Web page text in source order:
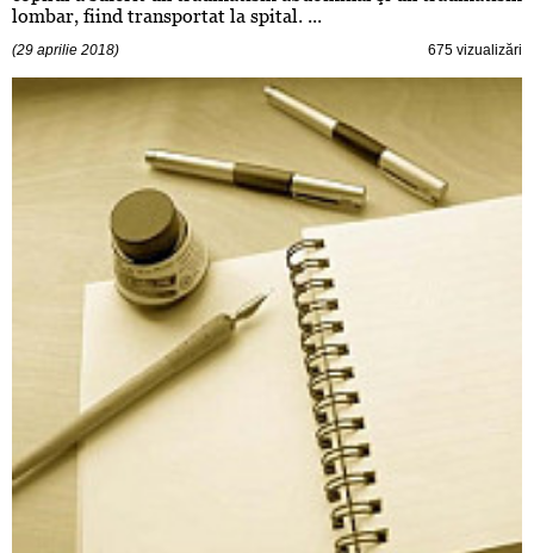
lombar, fiind transportat la spital. ...
(29 aprilie 2018) 675 vizualizări